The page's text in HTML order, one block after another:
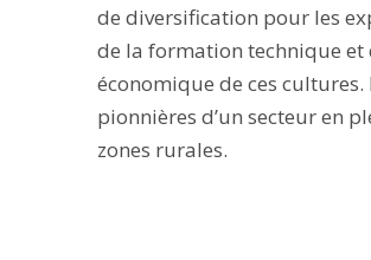
de diversification pour les
de la formation technique
économique de ces
pionnières d’un secteur en
zones rurales.